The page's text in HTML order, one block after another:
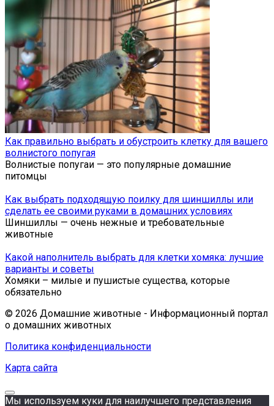
Как правильно выбрать и обустроить клетку для вашего
волнистого попугая
Волнистые попугаи — это популярные домашние
питомцы
Как выбрать подходящую поилку для шиншиллы или
сделать ее своими руками в домашних условиях
Шиншиллы — очень нежные и требовательные
животные
Какой наполнитель выбрать для клетки хомяка: лучшие
варианты и советы
Хомяки – милые и пушистые существа, которые
обязательно
© 2026 Домашние животные - Информационный портал
о домашних животных
Политика конфиденциальности
Карта сайта
Мы используем куки для наилучшего представления